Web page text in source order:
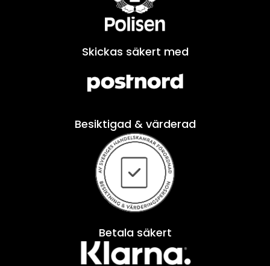
Skickas säkert med
Besiktigad & värderad
Betala säkert